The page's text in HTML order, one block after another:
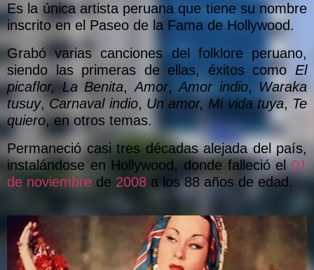
Es la única artista peruana que tiene su nombre
inscrito en el Paseo de la Fama de Hollywood.
Grabó varias canciones del folklore peruano,
siendo las primeras de ellas, éxitos como El
picaflor, La Benita, Amor,Amor indio, Waraka
tusuy,Carnaval indio, Un amor, Mi vida tuya, Te
quiero, en otros temas.
Permaneció casi tres décadas alejada del país,
instalándose en Hollywood, donde falleció el01
de noviembre de 2008 a los 88 años de edad.